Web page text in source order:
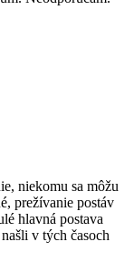
niekomu sa môžu
prežívanie postáv
hlavná postava
v tých časoch